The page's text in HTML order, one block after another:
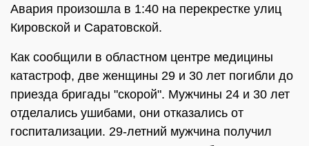
Авария произошла в 1:40 на перекрестке улиц
Кировской и Саратовской.
Как сообщили в областном центре медицины
катастроф, две женщины 29 и 30 лет погибли до
приезда бригады "скорой". Мужчины 24 и 30 лет
отделались ушибами, они отказались от
госпитализации. 29-летний мужчина получил